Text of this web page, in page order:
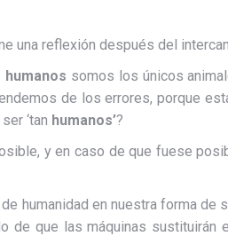
una reflexión después del
humanos somos los únicos
de los errores, porque
‘tan humanos’?
y en caso de que fuese
humanidad en nuestra forma
de que las máquinas sustituirán